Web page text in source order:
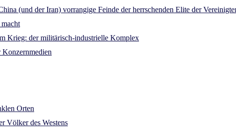
(und der Iran) vorrangige Feinde der herrschenden Elite der
Krieg: der militärisch-industrielle Komplex
Konzernmedien
Orten
Völker des Westens